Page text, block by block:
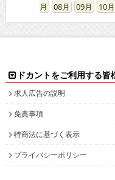
08
09 10
ドカントをご利用する皆
求人広告の説明
免責事項
特商法に基づく表示
プライバシーポリシー